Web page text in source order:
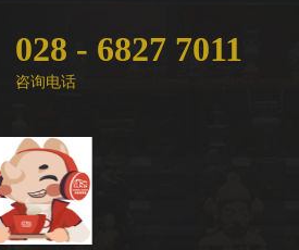
028 - 6827 7011
咨询电话